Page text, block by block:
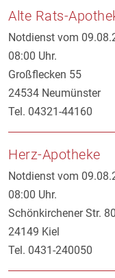
Alte Rats-
Notdienst vom
08:00 Uhr.
Großflecken 55
24534 Neumünster
Tel. 04321-44160
Herz-Apotheke
Notdienst vom
08:00 Uhr.
Schönkirchener Str. 80
24149 Kiel
Tel. 0431-240050